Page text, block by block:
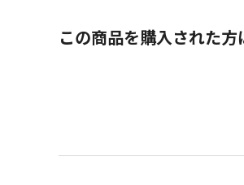
この商品を購入された方